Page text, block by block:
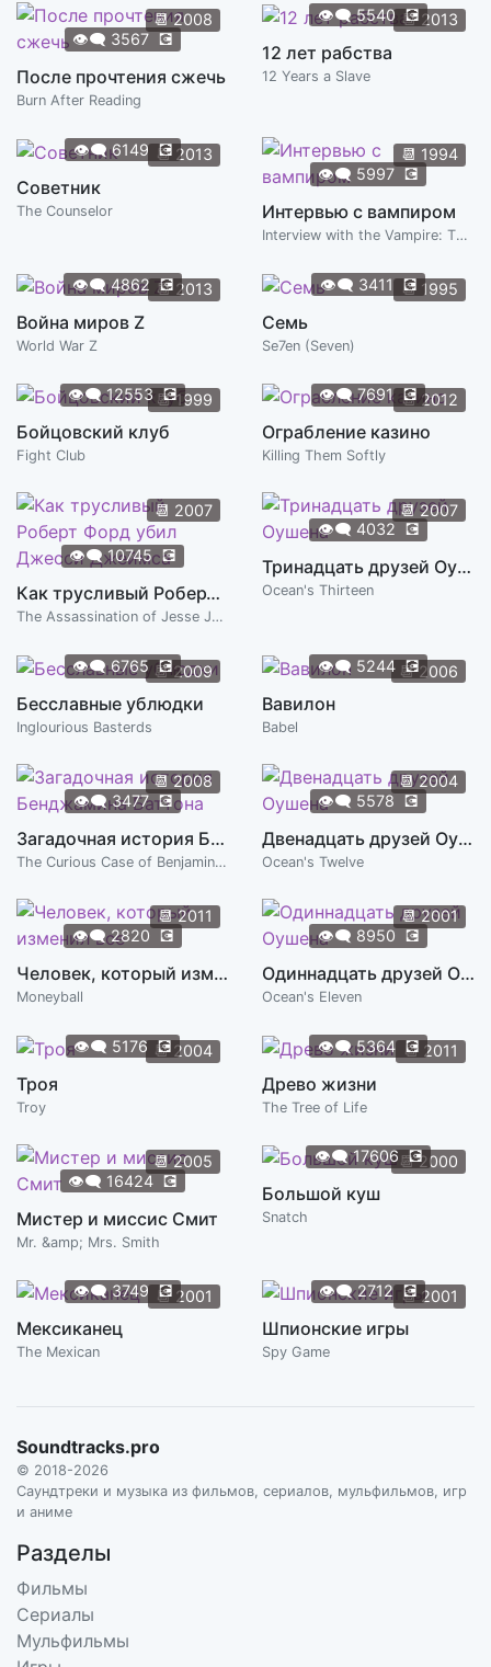
📆2008
👁️‍🗨️ 3567 💽
После прочтения сжечь
Burn After Reading
📆2013
👁️‍🗨️5540 💽
12 лет рабства
12 Years a Slave
📆2013
👁️‍🗨️6149 💽
Советник
The Counselor
📆 1994
👁️‍🗨️ 5997 💽
Интервью с вампиром
Interview with the Vampire: The Vampire Chronicles
📆2013
👁️‍🗨️4862 💽
Война миров Z
World War Z
📆1995
👁️‍🗨️ 3411 💽
Семь
Se7en (Seven)
📆1999
👁️‍🗨️12553 💽
Бойцовский клуб
Fight Club
📆2012
👁️‍🗨️7691 💽
Ограбление казино
Killing Them Softly
📆 2007
👁️‍🗨️10745 💽
Как трусливый Роберт Форд убил Джесси Джеймса
The Assassination of Jesse James by the Coward Robert Ford
📆2007
👁️‍🗨️ 4032 💽
Тринадцать друзей Оушена
Ocean's Thirteen
📆2009
👁️‍🗨️6765 💽
Бесславные ублюдки
Inglourious Basterds
📆2006
👁️‍🗨️ 5244 💽
Вавилон
Babel
📆2008
👁️‍🗨️3477 💽
Загадочная история Бенджамина Баттона
The Curious Case of Benjamin Button
📆2004
👁️‍🗨️ 5578 💽
Двенадцать друзей Оушена
Ocean's Twelve
📆2011
👁️‍🗨️2820 💽
Человек, который изменил все
Moneyball
📆2001
👁️‍🗨️ 8950 💽
Одиннадцать друзей Оушена
Ocean's Eleven
📆2004
👁️‍🗨️ 5176 💽
Троя
Troy
📆2011
👁️‍🗨️5364 💽
Древо жизни
The Tree of Life
📆2005
👁️‍🗨️ 16424 💽
Мистер и миссис Смит
Mr. &amp; Mrs. Smith
📆2000
👁️‍🗨️17606 💽
Большой куш
Snatch
📆2001
👁️‍🗨️3749 💽
Мексиканец
The Mexican
📆2001
👁️‍🗨️2712 💽
Шпионские игры
Spy Game
Soundtracks.pro
© 2018-2026
Саундтреки и музыка из фильмов, сериалов, мульфильмов, игр
и аниме
Разделы
Фильмы
Сериалы
Мульфильмы